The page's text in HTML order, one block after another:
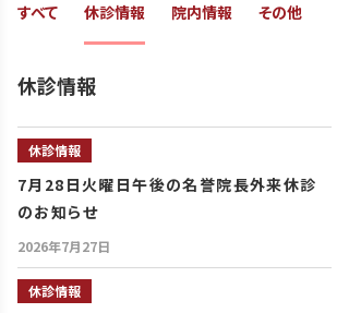
すべて 休診情報 院内情報 その他
休診情報
休診情報
7月28日火曜日午後の名誉院長外来休診
のお知らせ
2026年7月27日
休診情報